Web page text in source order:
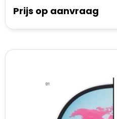
Prijs op aanvraag